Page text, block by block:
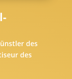
des
des